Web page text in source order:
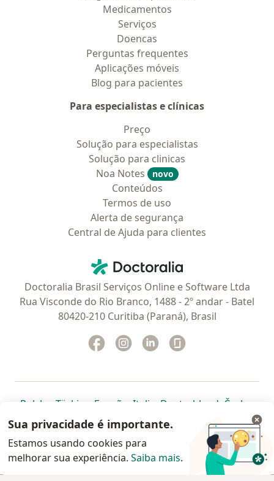
Medicamentos
Serviços
Doencas
Perguntas frequentes
Aplicações móveis
Blog para pacientes
Para especialistas e clínicas
Preço
Solução para especialistas
Solução para clinicas
Noa Notes
novo
Conteúdos
Termos de uso
Alerta de segurança
Central de Ajuda para clientes
Doctoralia - Homepage
Doctoralia Brasil Serviços Online e Software Ltda
Rua Visconde do Rio Branco, 1488 - 2º andar - Batel
80420-210 Curitiba (Paraná), Brasil
Facebook
abre num novo separador
Instagram
abre num novo separador
Linkedin
abre num novo
Polska abre num novo separador
Türkiye abre num novo separador
España abre num novo separador
Italia abre num novo
Deutschlandabre num
Česko
Portugal abre num novo separador
, México abre num novo separador
, abre num novo separador
Brasil abre num novoabre num
abre
Colombia abre num novo
www.doctoralia.com.br © 2026 - Agende agora sua
Sua privacidade é importante.
Estamos usando cookies para
melhorar sua experiência. Saiba mais.